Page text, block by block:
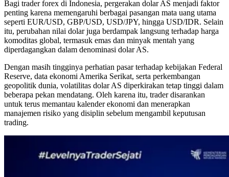
Bagi trader forex di Indonesia, pergerakan dolar AS menjadi faktor
penting karena memengaruhi berbagai pasangan mata uang utama
seperti EUR/USD, GBP/USD, USD/JPY, hingga USD/IDR. Selain
itu, perubahan nilai dolar juga berdampak langsung terhadap harga
komoditas global, termasuk emas dan minyak mentah yang
diperdagangkan dalam denominasi dolar AS.
Dengan masih tingginya perhatian pasar terhadap kebijakan Federal
Reserve, data ekonomi Amerika Serikat, serta perkembangan
geopolitik dunia, volatilitas dolar AS diperkirakan tetap tinggi dalam
beberapa pekan mendatang. Oleh karena itu, trader disarankan
untuk terus memantau kalender ekonomi dan menerapkan
manajemen risiko yang disiplin sebelum mengambil keputusan
trading.